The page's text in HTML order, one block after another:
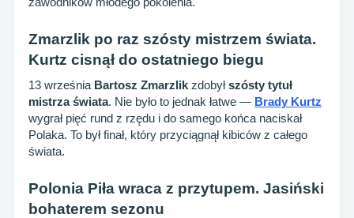
Zmarzlik po raz szósty mistrzem świata.
Kurtz cisnął do ostatniego biegu
13 września Bartosz Zmarzlik zdobyłszósty tytuł
mistrza świata. Nie było to jednak łatwe — Brady Kurtz
wygrał pięć rund z rzędu i do samego końca naciskał
Polaka. To był finał, który przyciągnął kibiców z całego
świata.
Polonia Piła wraca z przytupem. Jasiński
bohaterem sezonu